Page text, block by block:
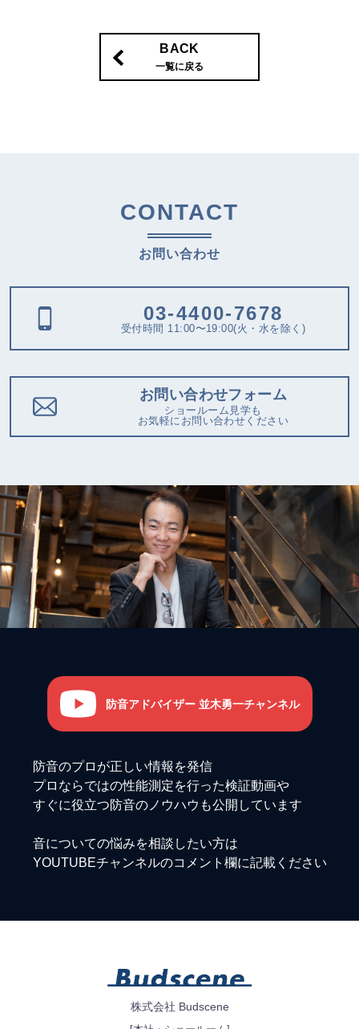
BACK
一覧に戻る
CONTACT
お問い合わせ
03-4400-7678
受付時間 11:00〜19:00(火・水を除く)
お問い合わせフォーム
ショールーム見学も
お気軽にお問い合わせください
防音アドバイザー 並木勇一チャンネル
防音のプロが正しい情報を発信
プロならではの性能測定を行った検証動画や
すぐに役立つ防音のノウハウも公開しています
音についての悩みを相談したい方は
YOUTUBEチャンネルのコメント欄に記載ください
株式会社 Budscene